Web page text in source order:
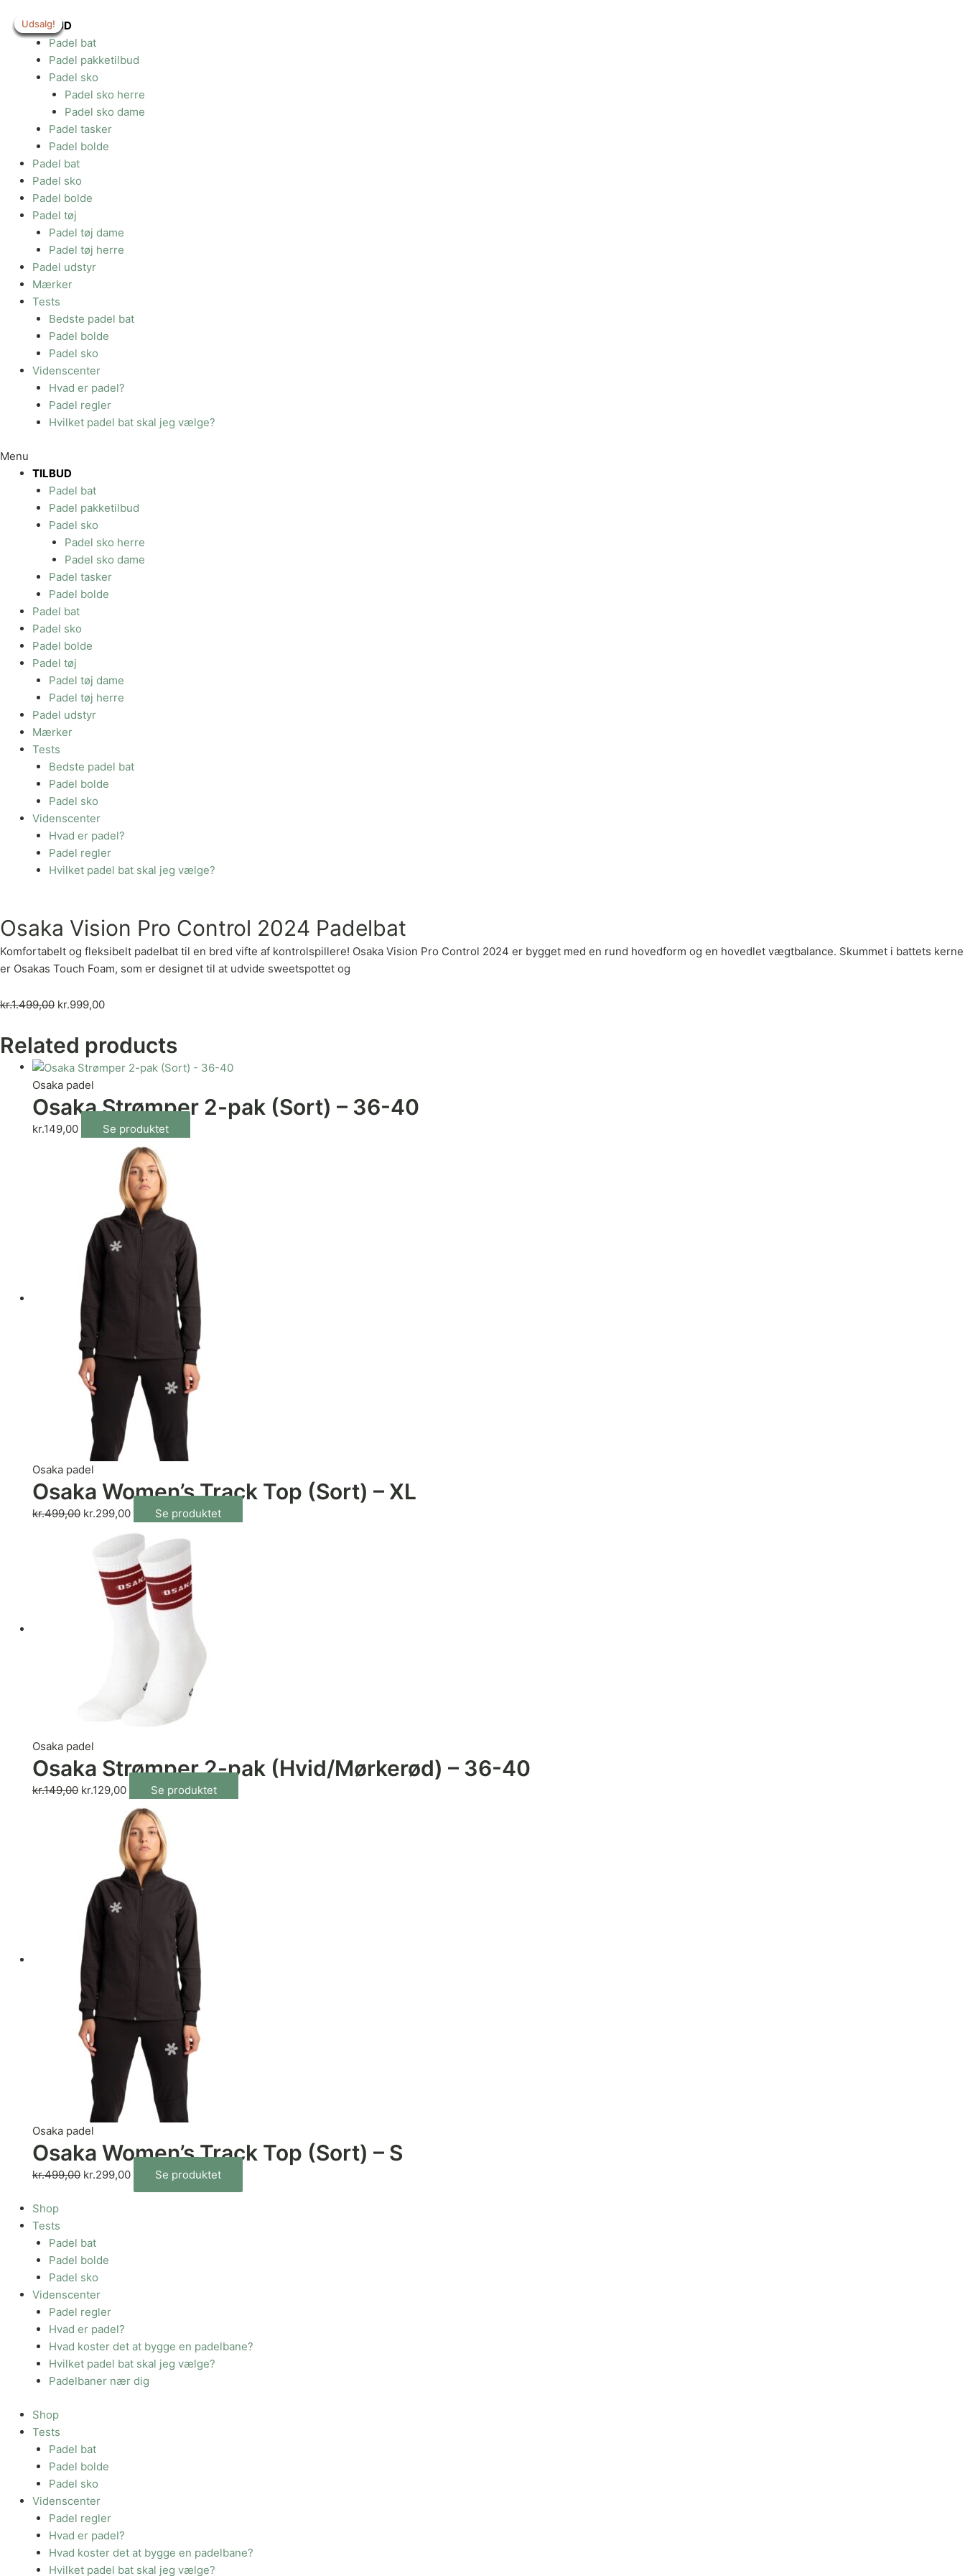
indholdet
TILBUD
Padel bat
Padel pakketilbud
Padel sko
Padel sko herre
Padel sko dame
Padel tasker
Padel bolde
Padel bat
Padel sko
Padel bolde
Padel tøj
Padel tøj dame
Padel tøj herre
Padel udstyr
Mærker
Tests
Bedste padel bat
Padel bolde
Padel sko
Videnscenter
Hvad er padel?
Padel regler
Hvilket padel bat skal jeg vælge?
Menu
TILBUD
Padel bat
Padel pakketilbud
Padel sko
Padel sko herre
Padel sko dame
Padel tasker
Padel bolde
Padel bat
Padel sko
Padel bolde
Padel tøj
Padel tøj dame
Padel tøj herre
Padel udstyr
Mærker
Tests
Bedste padel bat
Padel bolde
Padel sko
Videnscenter
Hvad er padel?
Padel regler
Hvilket padel bat skal jeg vælge?
Udsalg!
Osaka Vision Pro Control 2024 Padelbat
Komfortabelt og fleksibelt padelbat til en bred vifte af kontrolspillere! Osaka Vision Pro Control 2024 er bygget med en rund hovedform og en hovedlet vægtbalance. Skummet i battets kerne
er Osakas Touch Foam, som er designet til at udvide sweetspottet og
kr.1.499,00 kr.999,00
Related products
Osaka padel
Osaka Strømper 2-pak (Sort) – 36-40
kr.149,00 Se produktet
Udsalg!
Udsalg!
Osaka padel
Osaka Women’s Track Top (Sort) – XL
kr.499,00 kr.299,00 Se produktet
Udsalg!
Udsalg!
Osaka padel
Osaka Strømper 2-pak (Hvid/Mørkerød) – 36-40
kr.149,00 kr.129,00 Se produktet
Udsalg!
Udsalg!
Osaka padel
Osaka Women’s Track Top (Sort) – S
kr.499,00 kr.299,00 Se produktet
Shop
Tests
Padel bat
Padel bolde
Padel sko
Videnscenter
Padel regler
Hvad er padel?
Hvad koster det at bygge en padelbane?
Hvilket padel bat skal jeg vælge?
Padelbaner nær dig
Shop
Tests
Padel bat
Padel bolde
Padel sko
Videnscenter
Padel regler
Hvad er padel?
Hvad koster det at bygge en padelbane?
Hvilket padel bat skal jeg vælge?